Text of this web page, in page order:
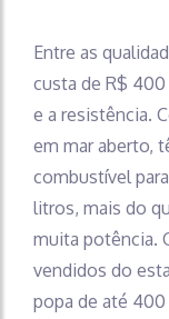
Entre as
custa de R$
e a resistência.
em mar aberto,
combustível
litros, mais do
muita potência.
vendidos do
popa de até 400